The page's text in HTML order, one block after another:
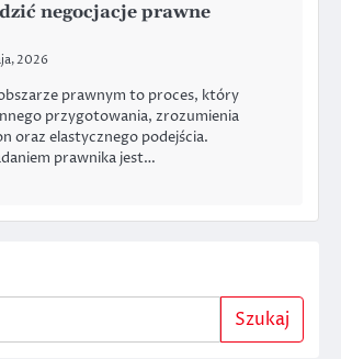
negocjacje prawne
2026
prawnym to proces, który
przygotowania, zrozumienia
oraz elastycznego podejścia.
prawnika jest…
Szukaj